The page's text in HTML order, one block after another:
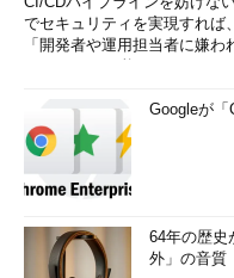
でセキュリティを実現すれば、
「開発者や運用担当者に嫌わ
Googleが「
64年の歴史
外」の音質